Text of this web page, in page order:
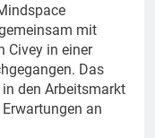
mit
Civey in einer
Das
den Arbeitsmarkt
an